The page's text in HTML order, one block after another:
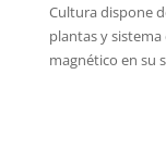
Cultura dispone
plantas y
magnético en su